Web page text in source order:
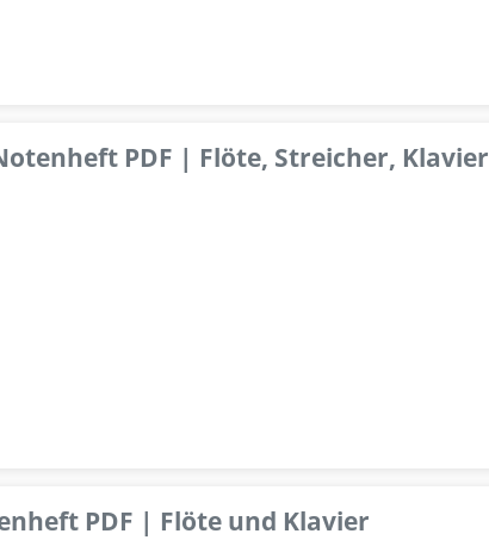
PDF | Flöte, Streicher, Klavier
PDF | Flöte und Klavier